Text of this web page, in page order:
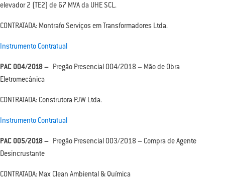
elevador 2 (TE2) de 67 MVA da UHE SCL.
CONTRATADA: Montrafo Serviços em Transformadores Ltda.
Instrumento Contratual
PAC 004/2018 – Pregão Presencial 004/2018 – Mão de Obra
Eletromecânica
CONTRATADA: Construtora PJW Ltda.
Instrumento Contratual
PAC 005/2018 – Pregão Presencial 003/2018 – Compra de Agente
Desincrustante
CONTRATADA: Max Clean Ambiental & Química